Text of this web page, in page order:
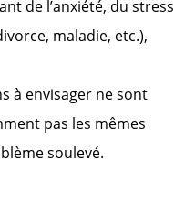
de l’anxiété, du stress
maladie, etc.),
à envisager ne sont
pas les mêmes
soulevé.